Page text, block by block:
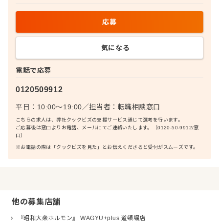
電話で応募
0120509912
平日：10:00〜19:00／担当者： 転職相談窓口
こちらの求人は、弊社クックビズの支援サービス通じて選考を行います。
ご応募後は窓口よりお電話、メールにてご連絡いたします。（0120-50-9912/窓
口）
※お電話の際は「クックビズを見た」とお伝えくださると受付がスムーズです。
応募
気になる
他の募集店舗
『昭和大衆ホルモン』 WAGYU+plus 道頓堀店